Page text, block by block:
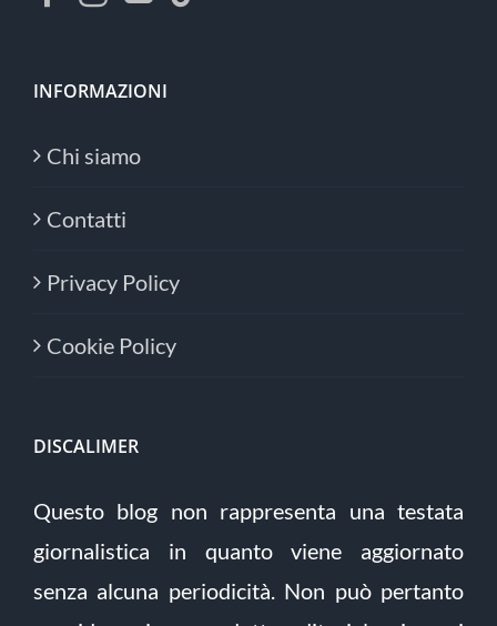
INFORMAZIONI
Chi siamo
Contatti
Privacy Policy
Cookie Policy
DISCALIMER
Questo blog non rappresenta una testata
giornalistica in quanto viene aggiornato
senza alcuna periodicità. Non può pertanto